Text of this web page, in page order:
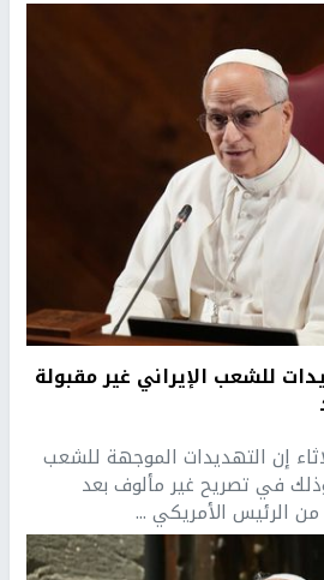
للشعب الإيراني غير مقبولة
إن التهديدات الموجهة للشعب
وذلك في تصريح غير مألوف بعد
الرئيس الأمريكي ...